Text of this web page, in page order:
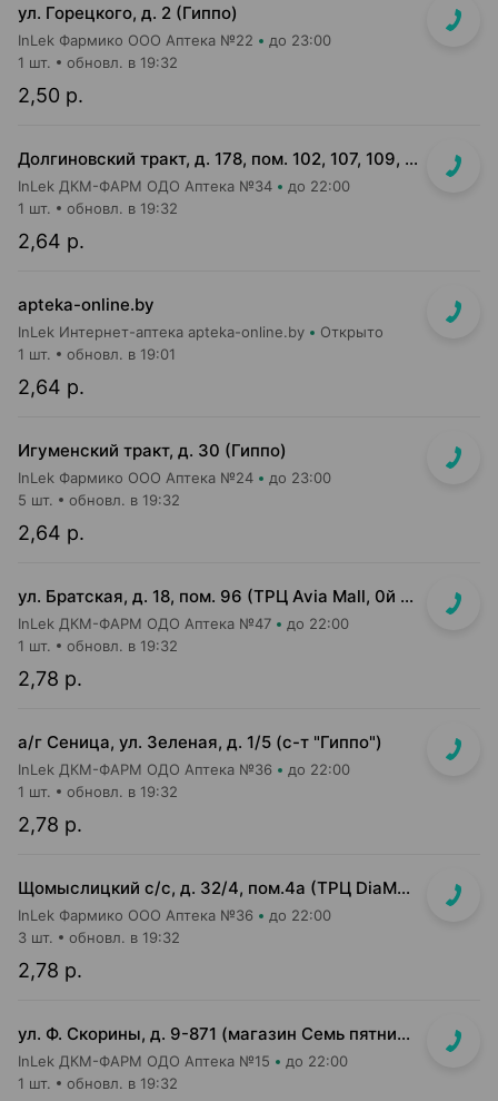
ул. Горецкого, д. 2 (Гиппо)
InLek Фармико ООО Аптека №22 до 23:00
2,50 р.
1 шт. обновл. в 19:32
Долгиновский тракт, д. 178, пом. 102, 107, 109, 112, 114 (ТЦ "ALL")
InLek ДКМ-ФАРМ ОДО Аптека №34 до 22:00
2,64 р.
1 шт. обновл. в 19:32
apteka-online.by
InLek Интернет-аптека apteka-online.by Открыто
2,64 р.
1 шт. обновл. в 19:01
Игуменский тракт, д. 30 (Гиппо)
InLek Фармико ООО Аптека №24 до 23:00
2,64 р.
5 шт. обновл. в 19:32
ул. Братская, д. 18, пом. 96 (ТРЦ Avia Mall, 0й этаж рядом с гипермаркетом Green)
InLek ДКМ-ФАРМ ОДО Аптека №47 до 22:00
2,78 р.
1 шт. обновл. в 19:32
а/г Сеница, ул. Зеленая, д. 1/5 (с-т "Гиппо")
InLek ДКМ-ФАРМ ОДО Аптека №36 до 22:00
2,78 р.
1 шт. обновл. в 19:32
Щомыслицкий с/с, д. 32/4, пом.4а (ТРЦ DiaMond city, вход напротив магазина Маяк)
InLek Фармико ООО Аптека №36 до 22:00
2,78 р.
3 шт. обновл. в 19:32
ул. Ф. Скорины, д. 9-871 (магазин Семь пятниц XXL, вдоль кассовой линии, напротив входа в магазин)
InLek ДКМ-ФАРМ ОДО Аптека №15 до 22:00
1 шт. обновл. в 19:32